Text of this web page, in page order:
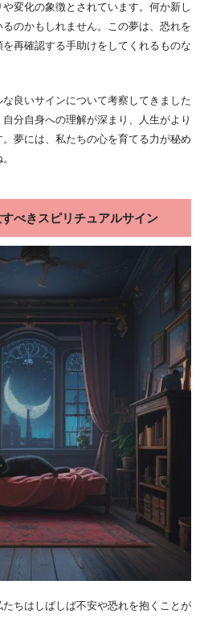
変化の象徴とされています。何か新し
のかもしれません。この夢は、恐れを
再確認する手助けをしてくれるものな
良いサインについて考察してきました
分自身への理解が深まり、人生がより
夢には、私たちの心を育てる力が秘め
べきスピリチュアルサイン
ちはしばしば不安や恐れを抱くことが